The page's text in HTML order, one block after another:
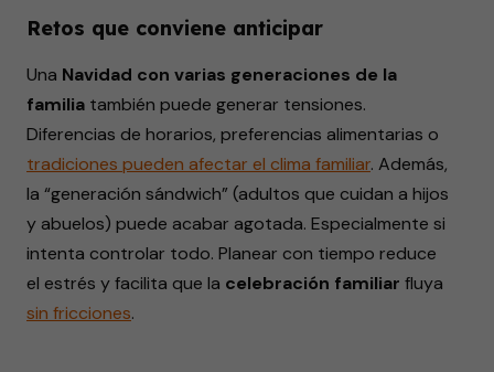
Retos que conviene anticipar
Una Navidad con varias generaciones de la
familia también puede generar tensiones.
Diferencias de horarios, preferencias alimentarias o
tradiciones pueden afectar el clima familiar. Además,
la “generación sándwich” (adultos que cuidan a hijos
y abuelos) puede acabar agotada. Especialmente si
intenta controlar todo. Planear con tiempo reduce
el estrés y facilita que la celebración familiar fluya
sin fricciones.